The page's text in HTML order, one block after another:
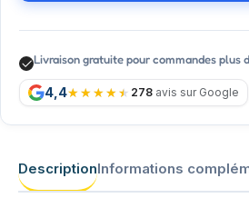
Livraison gratuite pour commandes plus
4,4 278 avis sur Google
DescriptionInformations